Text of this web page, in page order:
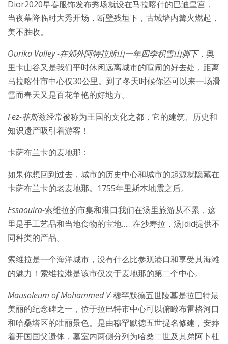
Dior2020早春服饰发布秀场就设在马拉喀什的巴迪皇宫，
当夜幕降临时大秀开场，断壁残垣下，古城墙内篝火燃起，
美不胜收。
Ourika Valley-在郊外阿特拉斯山一年四季积雪山脚下， 奥
里卡山谷又是我们平时休闲远离城市的喧闹的好去处，距离
马拉喀什市中心仅30公里。到了冬天时候你还可以来一场滑
雪而春天又是百花争艳的好地方。
Fez-菲斯兹经常被称为王国的文化之都，它的建筑、历史和
知识遗产吸引着游客！
卡萨布兰卡的麦地那：
如果你想回到过去，城市的历史中心和城市的起源就隐藏在
卡萨布兰卡的老麦地那。1755年里斯本地震之后。
Essaouira-索维拉的市集和港口我们在汤里旅游从不累，这
里是手工艺品和当地食物的宝地……在沙寿拉，汤Jdid提供不
同种类的产品。
索维拉是一个海洋城市，没有什么比参观港口和享受其海滩
的魅力！索维拉港是该市仅次于麦地那的第二个中心。
Mausoleum of Mohammed V-穆罕默德五世陵墓是拉巴特最
美丽的纪念碑之一，位于拉巴特市中心可以俯瞰布雷格河口
和哈桑塔区的壮丽景色。是由穆罕默德五世提名修建，安葬
着开国国父遗体，墓室内两侧分列为哈桑二世及其弟阿卜杜